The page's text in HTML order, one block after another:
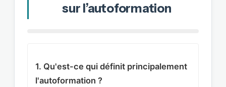
sur l’autoformation
1. Qu'est-ce qui définit principalement
l'autoformation ?